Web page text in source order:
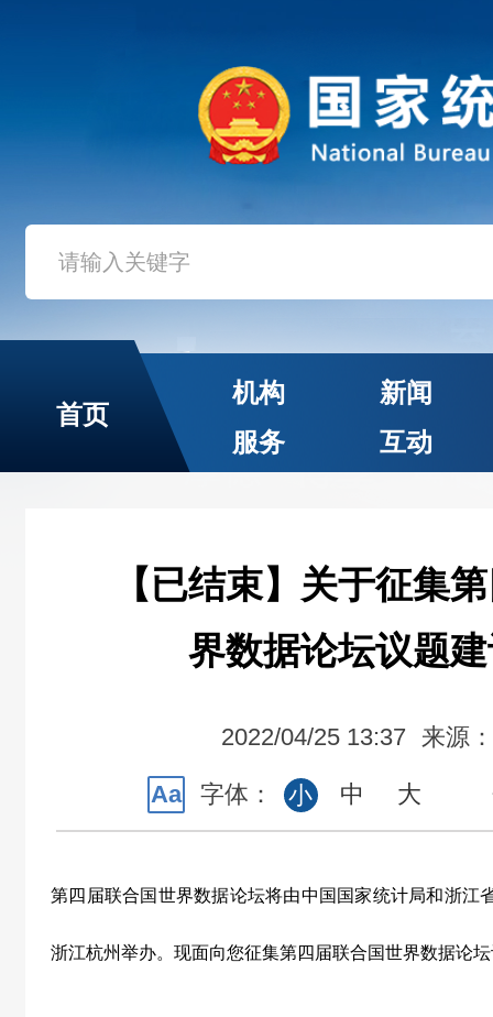
首页
机构
新闻
服务
互动
【已结束】关于征集
界数据论坛议题
2022/04/25 13:37 来源
Aa 字体： 小 中 大
第四届联合国世界数据论坛将由中国国家统计局和浙江
浙江杭州举办。现面向您征集第四届联合国世界数据论